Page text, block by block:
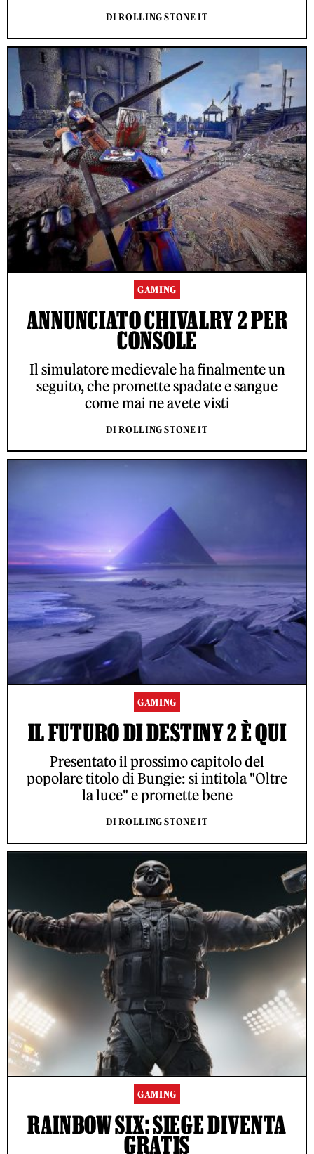
DI ROLLING STONE IT
GAMING
ANNUNCIATO CHIVALRY 2 PER
CONSOLE
Il simulatore medievale ha finalmente un
seguito, che promette spadate e sangue
come mai ne avete visti
DI ROLLING STONE IT
GAMING
IL FUTURO DI DESTINY 2 È QUI
Presentato il prossimo capitolo del
popolare titolo di Bungie: si intitola "Oltre
la luce" e promette bene
DI ROLLING STONE IT
GAMING
RAINBOW SIX: SIEGE DIVENTA
GRATIS